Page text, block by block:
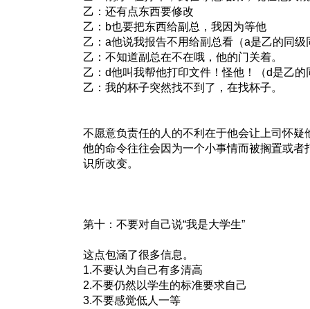
乙：还有点东西要修改
乙：b也要把东西给副总，我因为等他
乙：a他说我报告不用给副总看（a是乙的同级
乙：不知道副总在不在哦，他的门关着。
乙：d他叫我帮他打印文件！怪他！（d是乙的
乙：我的杯子突然找不到了，在找杯子。
不愿意负责任的人的不利在于他会让上司怀疑
他的命令往往会因为一个小事情而被搁置或者
识所改变。
第十：不要对自己说“我是大学生”
这点包涵了很多信息。
1.不要认为自己有多清高
2.不要仍然以学生的标准要求自己
3.不要感觉低人一等